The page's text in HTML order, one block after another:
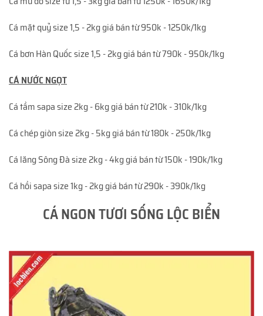
Cá mặt quỷ size 1,5 - 2kg giá bán từ 950k - 1250k/1kg
Cá bơn Hàn Quốc size 1,5 - 2kg giá bán từ 790k - 950k/1kg
CÁ NƯỚC NGỌT
Cá tầm sapa size 2kg - 6kg giá bán từ 210k - 310k/1kg
Cá chép giòn size 2kg - 5kg giá bán từ 180k - 250k/1kg
Cá lăng Sông Đà size 2kg - 4kg giá bán từ 150k - 190k/1kg
Cá hồi sapa size 1kg - 2kg giá bán từ 290k - 390k/1kg
CÁ NGON TƯƠI SỐNG LỘC BIỂN